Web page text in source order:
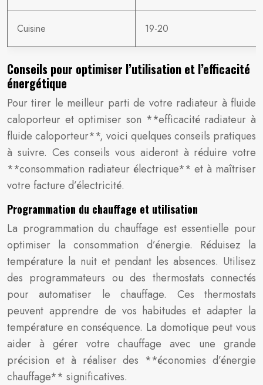
Cuisine 19-20
Conseils pour optimiser l’utilisation et l’efficacité
énergétique
Pour tirer le meilleur parti de votre radiateur à fluide
caloporteur et optimiser son **efficacité radiateur à
fluide caloporteur**, voici quelques conseils pratiques
à suivre. Ces conseils vous aideront à réduire votre
**consommation radiateur électrique** et à maîtriser
votre facture d’électricité.
Programmation du chauffage et utilisation
La programmation du chauffage est essentielle pour
optimiser la consommation d’énergie. Réduisez la
température la nuit et pendant les absences. Utilisez
des programmateurs ou des thermostats connectés
pour automatiser le chauffage. Ces thermostats
peuvent apprendre de vos habitudes et adapter la
température en conséquence. La domotique peut vous
aider à gérer votre chauffage avec une grande
précision et à réaliser des **économies d’énergie
chauffage** significatives.